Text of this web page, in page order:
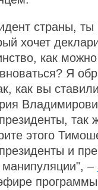
страны,
хочет
как
Я
как вы
так
этого
и
манипуляции", –